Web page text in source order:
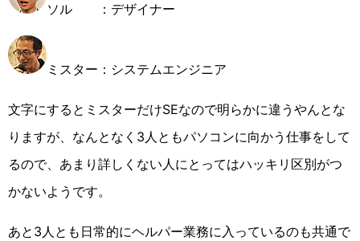
ソル ：デザイナー
ミスター：システムエンジニア
文字にするとミスターだけSEなので明らかに違うやんとな
りますが、なんとなく3人ともパソコンに向かう仕事をして
るので、あまり詳しくない人にとってはハッキリ区別がつ
かないようです。
あと3人とも日常的にヘルパー業務に入っているのも共通で